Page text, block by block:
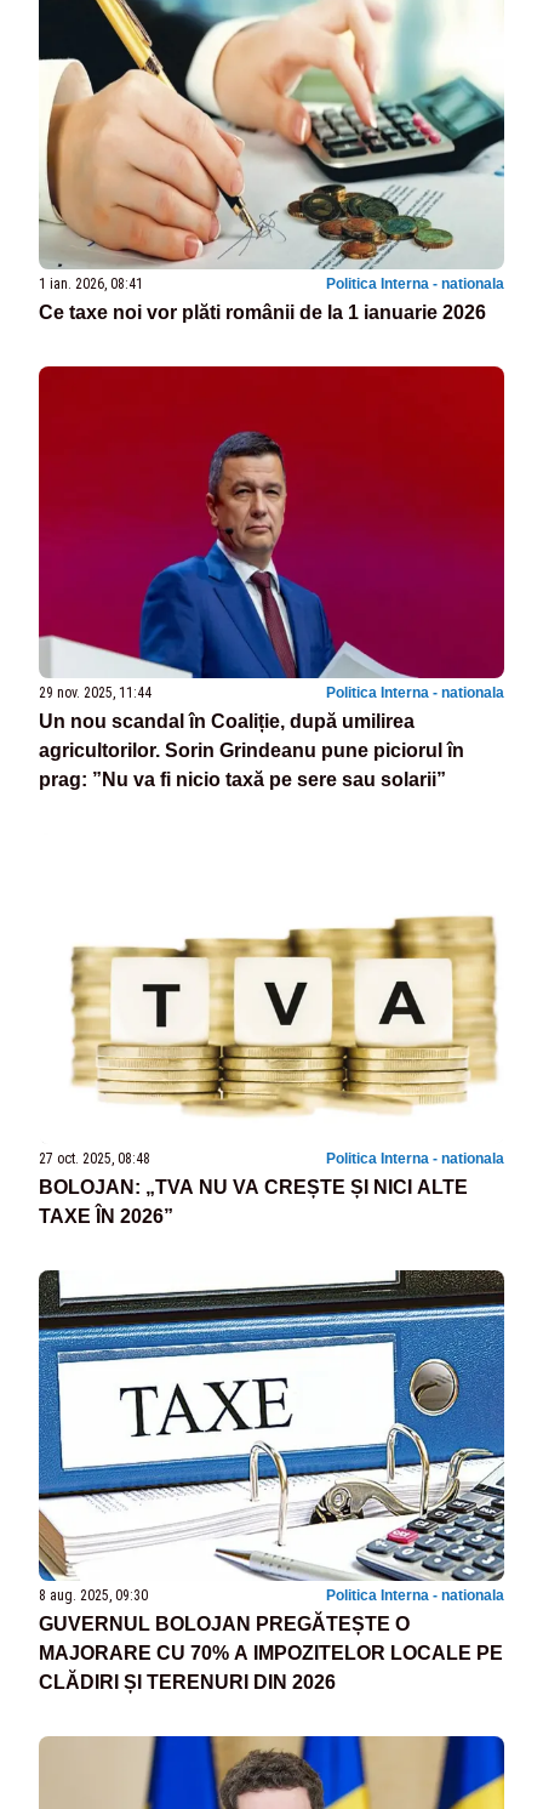
1 ian. 2026, 08:41 Politica Interna - nationala
Ce taxe noi vor plăti românii de la 1 ianuarie 2026
29 nov. 2025, 11:44 Politica Interna - nationala
Un nou scandal în Coaliție, după umilirea
agricultorilor. Sorin Grindeanu pune piciorul în
prag: ”Nu va fi nicio taxă pe sere sau solarii”
27 oct. 2025, 08:48 Politica Interna - nationala
BOLOJAN: „TVA NU VA CREȘTE ȘI NICI ALTE
TAXE ÎN 2026”
8 aug. 2025, 09:30 Politica Interna - nationala
GUVERNUL BOLOJAN PREGĂTEȘTE O
MAJORARE CU 70% A IMPOZITELOR LOCALE PE
CLĂDIRI ȘI TERENURI DIN 2026